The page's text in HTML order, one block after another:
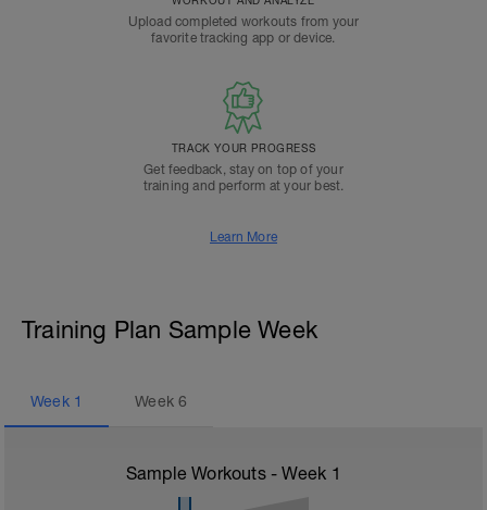
Upload completed workouts from your
favorite tracking app or device.
TRACK YOUR PROGRESS
Get feedback, stay on top of your
training and perform at your best.
Learn More
Training Plan Sample Week
Week 1 Week6
Sample Workouts - Week 1